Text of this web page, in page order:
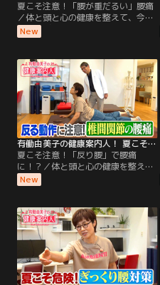
夏こそ注意！「腰が重だるい」腰痛
／体と頭と心の健康を整えて、今日
もごきげんな1日を過ごしましょ
う！ 今週のテーマは「夏こそ気をつ
なる！筋肉からくる腰痛の対策」を
ご案内します！ 後半は、有働さんの
「2分体操」！たった2分で元気な足
腰をめざす体操を、一緒に楽しくや
ってみましょう！
New
有働由美子の健康案内人！ 夏こそ注意！「反り腰」で腰痛に！？
夏こそ注意！「反り腰」で腰痛
に！？／体と頭と心の健康を整え
て、今日もごきげんな1日を過ごし
ましょう！ 今週のテーマは「夏こそ
る動作に注意！“椎間関節（ついか
んかんせつ）”タイプの腰痛対策」
をご案内します！ 後半は、有働さん
の「2分体操」！たった2分で元気な
足腰をめざす体操を、一緒に楽しく
やってみましょう！
New